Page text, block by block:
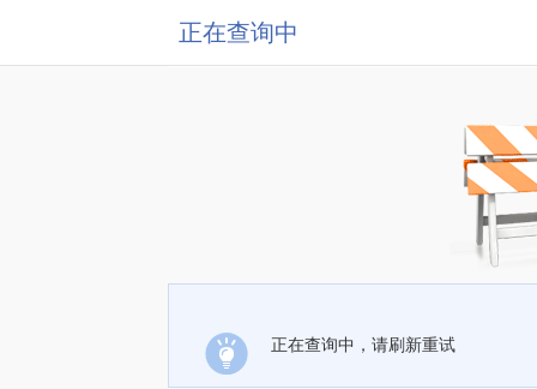
正在查询中
正在查询中，请刷新重试